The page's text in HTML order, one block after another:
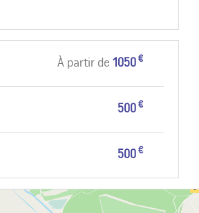
À partir de1050€
500€
500€